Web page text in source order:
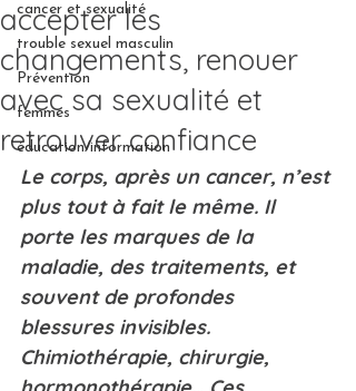
cancer et sexualité
trouble sexuel masculin
Prévention
femmes
éducation/information
accepter les
changements, renouer
avec sa sexualité et
retrouver confiance
Le corps, après un cancer, n’est
plus tout à fait le même. Il
porte les marques de la
maladie, des traitements, et
souvent de profondes
blessures invisibles.
Chimiothérapie, chirurgie,